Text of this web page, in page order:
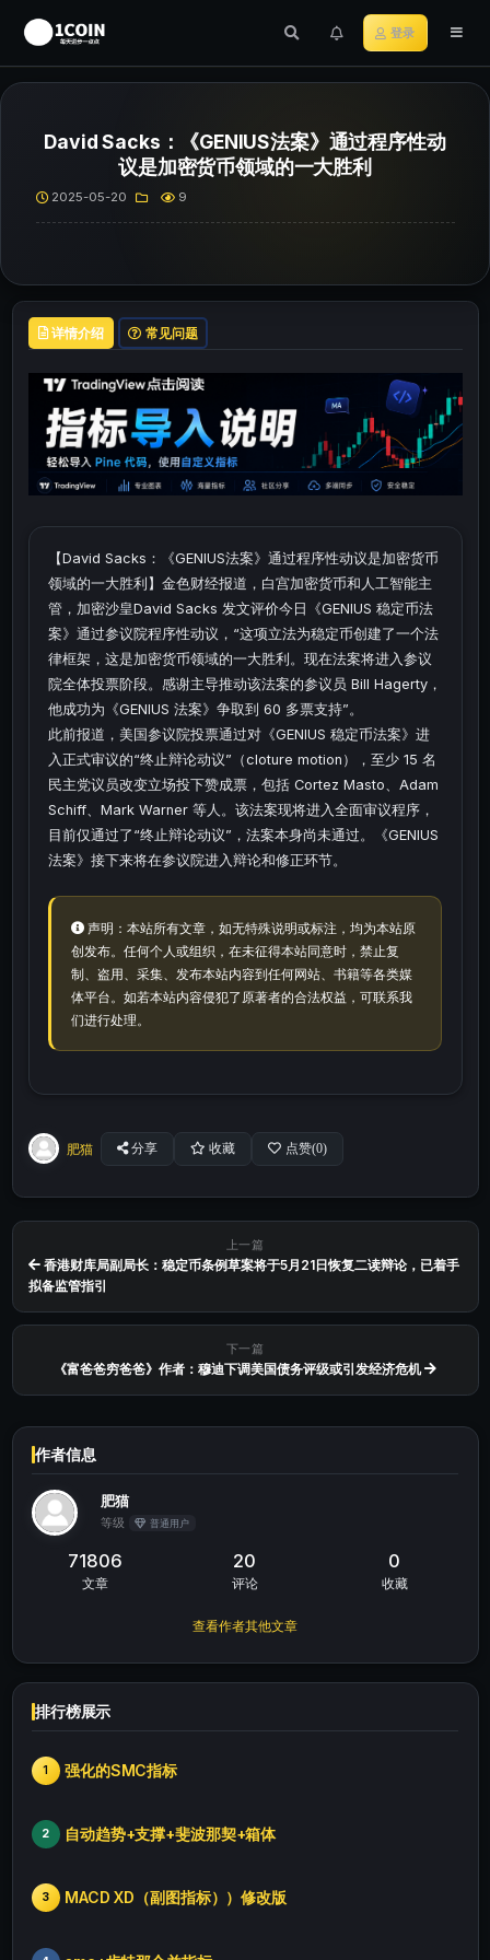
登录
David Sacks：《GENIUS法案》通过程序性动
议是加密货币领域的一大胜利
2025-05-20 9
详情介绍 常见问题
【David Sacks：《GENIUS法案》通过程序性动议是加密货币
领域的一大胜利】金色财经报道，白宫加密货币和人工智能主
管，加密沙皇David Sacks 发文评价今日《GENIUS 稳定币法
案》通过参议院程序性动议，“这项立法为稳定币创建了一个法
律框架，这是加密货币领域的一大胜利。现在法案将进入参议
院全体投票阶段。感谢主导推动该法案的参议员 Bill Hagerty，
他成功为《GENIUS 法案》争取到 60 多票支持”。
此前报道，美国参议院投票通过对《GENIUS 稳定币法案》进
入正式审议的“终止辩论动议”（cloture motion），至少 15 名
民主党议员改变立场投下赞成票，包括 Cortez Masto、Adam
Schiff、Mark Warner 等人。该法案现将进入全面审议程序，
目前仅通过了“终止辩论动议”，法案本身尚未通过。《GENIUS
法案》接下来将在参议院进入辩论和修正环节。
声明：本站所有文章，如无特殊说明或标注，均为本站原
创发布。任何个人或组织，在未征得本站同意时，禁止复
制、盗用、采集、发布本站内容到任何网站、书籍等各类媒
体平台。如若本站内容侵犯了原著者的合法权益，可联系我
们进行处理。
肥猫 分享 收藏 点赞(0)
上一篇
香港财库局副局长：稳定币条例草案将于5月21日恢复二读辩论，已着手
拟备监管指引
下一篇
《富爸爸穷爸爸》作者：穆迪下调美国债务评级或引发经济危机
作者信息
肥猫
等级 普通用户
71806
文章
20
评论
0
收藏
查看作者其他文章
排行榜展示
1 强化的SMC指标
2 自动趋势+支撑+斐波那契+箱体
3 MACD XD（副图指标））修改版